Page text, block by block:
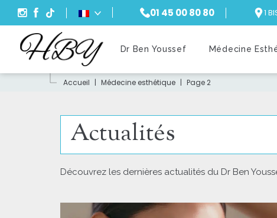
01 45 00 80 80 1
Dr Ben Youssef Médecine
Recherche
Accueil | Médecine esthétique | Page 2
Actualités
Découvrez les dernières actualités du Dr Ben